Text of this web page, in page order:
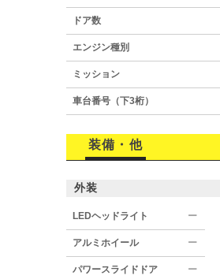
ドア数
エンジン種別
ミッション
車台番号（下3桁）
装備・他
外装
LEDヘッドライト ー
アルミホイール ー
パワースライドドア ー